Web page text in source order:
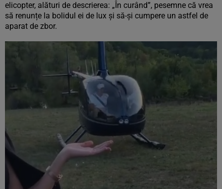
elicopter, alături de descrierea: „În curând”, pesemne că vrea
să renunțe la bolidul ei de lux și să-și cumpere un astfel de
aparat de zbor.